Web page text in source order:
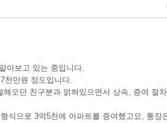
아보고 있는 중입니다.
천만원 정도입니다.
오던 친구분과 얽혀있으면서 상속, 증여 절
식으로 3억5천에 아파트를 증여했고요, 통장